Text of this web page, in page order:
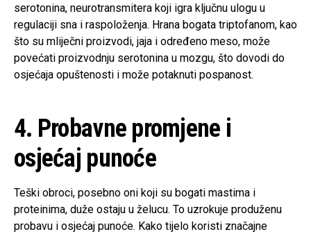
serotonina, neurotransmitera koji igra ključnu ulogu u
regulaciji sna i raspoloženja. Hrana bogata triptofanom, kao
što su mliječni proizvodi, jaja i određeno meso, može
povećati proizvodnju serotonina u mozgu, što dovodi do
osjećaja opuštenosti i može potaknuti pospanost.
4. Probavne promjene i
osjećaj punoće
Teški obroci, posebno oni koji su bogati mastima i
proteinima, duže ostaju u želucu. To uzrokuje produženu
probavu i osjećaj punoće. Kako tijelo koristi značajne